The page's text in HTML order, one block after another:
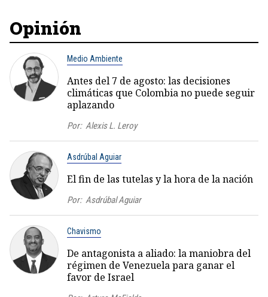
Opinión
Medio Ambiente
Antes del 7 de agosto: las decisiones
climáticas que Colombia no puede seguir
aplazando
Por: Alexis L. Leroy
Asdrúbal Aguiar
El fin de las tutelas y la hora de la nación
Por: Asdrúbal Aguiar
Chavismo
De antagonista a aliado: la maniobra del
régimen de Venezuela para ganar el
favor de Israel